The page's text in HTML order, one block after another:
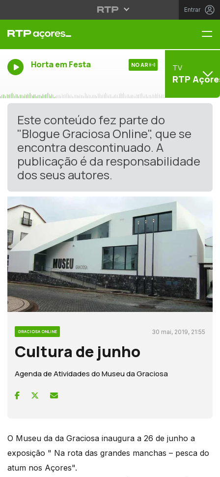
Entrar
Horta em Festa NO AR TV
RTP
Este conteúdo fez parte do
"Blogue Graciosa Online", que se
encontra descontinuado. A
publicação é da responsabilidade
dos seus autores.
GRACIOSA ONLINE 30 mai, 2019, 21:55
Cultura de junho
Agenda de Atividades do Museu da Graciosa
O Museu da da Graciosa inaugura a 26 de junho a
exposição " Na rota das grandes manchas – pesca do
atum nos Açores".